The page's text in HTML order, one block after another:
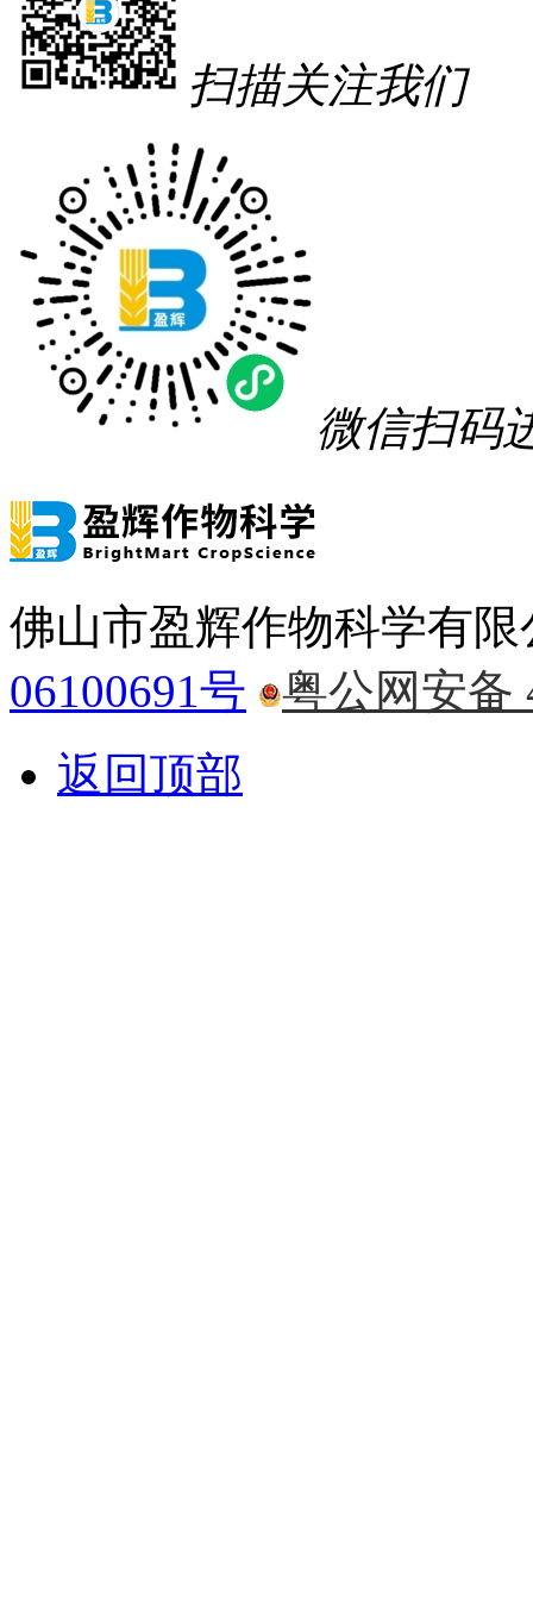
扫描关注我们
微信扫码
佛山市盈辉作物科学有
06100691号
粤公网安备
返回顶部